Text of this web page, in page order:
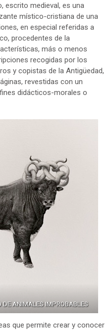
escrito medieval, es una
místico-cristiana de una
en especial referidas a
procedentes de la
más o menos
recogidas por los
y copistas de la Antigüedad,
revestidas con un
didácticos-morales o
DE ANIMALES IMPROBABLES
que permite crear y conocer